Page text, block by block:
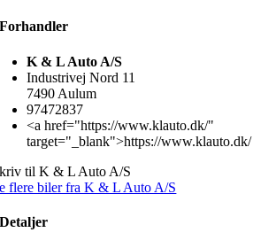
Forhandler
K & L Auto A/S
Industrivej Nord 11
7490 Aulum
97472837
<a href="https://www.klauto.dk/"
target="_blank">https://www.klauto.dk/
til K & L Auto A/S
flere biler fra K & L Auto A/S
Detaljer